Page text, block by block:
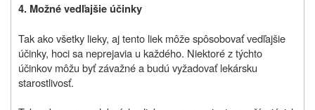
4. Možné vedľajšie účinky
Tak ako všetky lieky, aj tento liek môže spôsobovať vedľajšie
účinky, hoci sa neprejavia u každého. Niektoré z týchto
účinkov môžu byť závažné a budú vyžadovať lekársku
starostlivosť.